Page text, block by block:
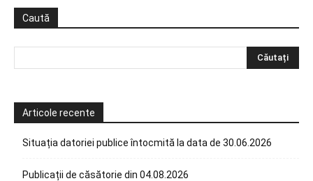
Caută
Articole recente
Situația datoriei publice întocmită la data de 30.06.2026
Publicații de căsătorie din 04.08.2026